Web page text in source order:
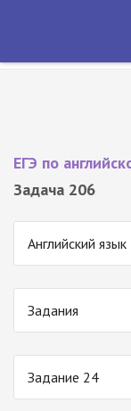
ЕГЭ по
Задача 206
Английский язык
Задания
Задание 24